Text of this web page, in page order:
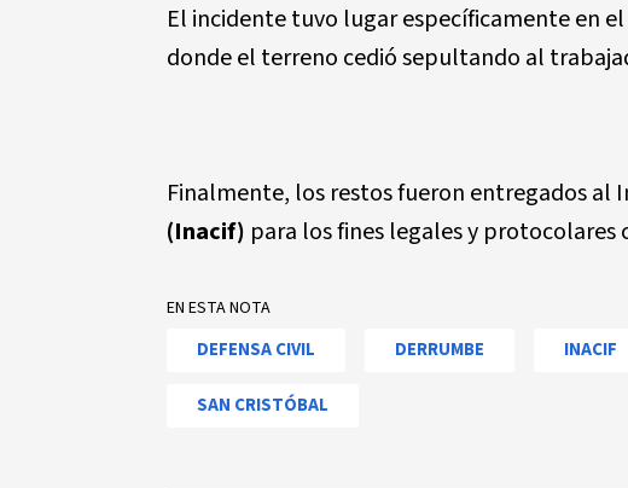
El incidente tuvo lugar específicamente en
donde el terreno cedió sepultando al
Finalmente, los restos fueron entregados al
(Inacif) para los fines legales y protocolares
EN ESTA NOTA
DEFENSA CIVIL DERRUMBE INACIF
SAN CRISTÓBAL